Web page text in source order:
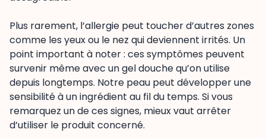
Plus rarement, l’allergie peut toucher d’autres zones
comme les yeux ou le nez qui deviennent irrités. Un
point important à noter : ces symptômes peuvent
survenir même avec un gel douche qu’on utilise
depuis longtemps. Notre peau peut développer une
sensibilité à un ingrédient au fil du temps. Si vous
remarquez un de ces signes, mieux vaut arrêter
d’utiliser le produit concerné.